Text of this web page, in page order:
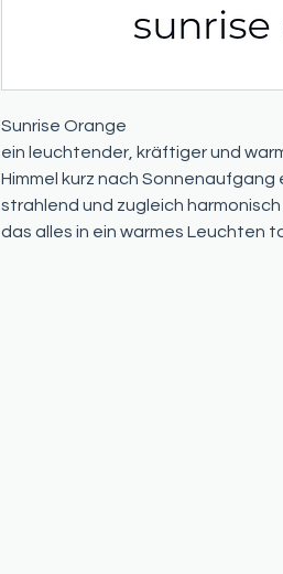
Sunrise Orange
ein leuchtender, kräftiger und
Himmel kurz nach Sonnenaufgang
strahlend und zugleich
das alles in ein warmes Leuchten